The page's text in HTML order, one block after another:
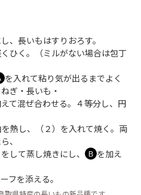
、長いもはすりおろす。
ひく。（ミルがない場合は包丁
を入れて粘り気が出るまでよく
ぎ・長いも・
て混ぜ合わせる。４等分し、円
熱し、（２）を入れて焼く。両
、
して蒸し焼きにし、
Ｂ を加え
フを添える。